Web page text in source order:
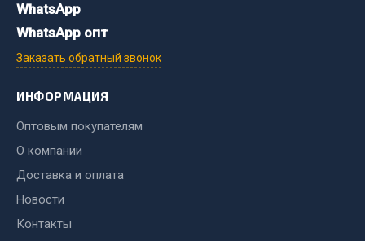
РТИ
Лента конвейерная
Манжеты
WhatsApp
WhatsApp опт
Заказать обратный звонок
ИНФОРМАЦИЯ
Оптовым покупателям
О компании
Доставка и оплата
Новости
Контакты